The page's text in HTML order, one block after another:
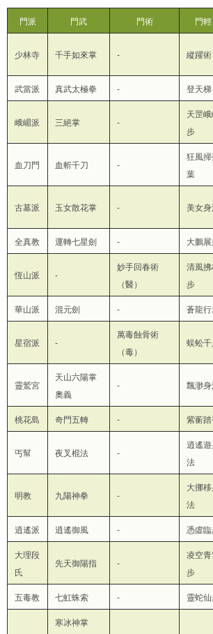
門派 門武 門術 門輕
少林寺 千手如來掌 - 縱躍術
武當派 真武太極拳 - 登天梯
峨嵋派 三絕掌 -
天罡峨
步
血刀門 血斬千刀 -
狂風
葉
古墓派 玉女散花掌 - 美女
全真教 運轉七星劍 - 大鵬展
恆山派 -
妙手回春術
（醫）
清風
步
華山派 混元劍 - 蒼龍
星宿派 -
萬毒蝕骨術
（毒）
蜈蚣千
靈鷲宮
天山六陽掌
奧義
- 飄渺
桃花島 奇門五轉 - 紫蘅
丐幫 夜叉棍法 -
逍遙
法
明教 九陽神拳 -
大挪
法
逍遙派 逍遙御風 - 憑虛
大理段
氏
先天御陽指 -
凌空
步
五毒教 七虹蛛索 - 靈蛇
寒冰神掌